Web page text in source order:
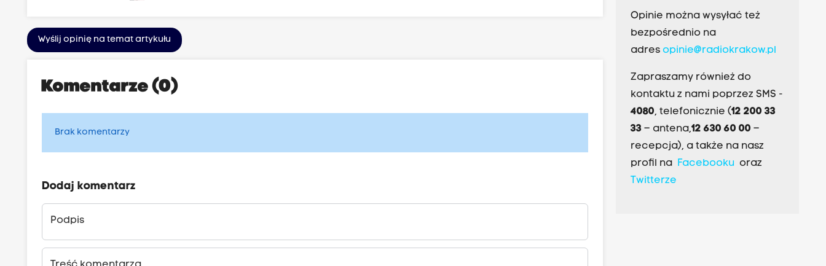
Wyślij opinię na temat artykułu
Komentarze (0)
Brak komentarzy
Dodaj komentarz
Podpis
Opinie można wysyłać też
bezpośrednio na
adres opinie@radiokrakow.pl
Zapraszamy również do
kontaktu z nami poprzez SMS -
4080, telefonicznie (12 200 33
33– antena,12 630 60 00 –
recepcja), a także na nasz
profil na Facebookuoraz
Twitterze